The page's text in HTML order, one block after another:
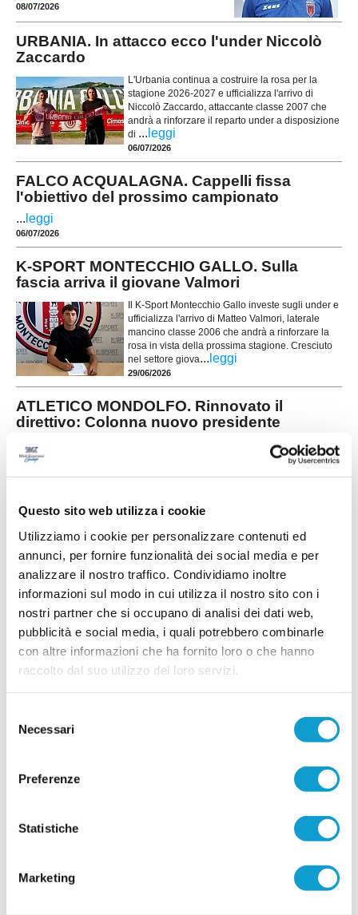
Questo sito web utilizza i cookie
Utilizziamo i cookie per personalizzare contenuti ed
annunci, per fornire funzionalità dei social media e per
analizzare il nostro traffico. Condividiamo inoltre
informazioni sul modo in cui utilizza il nostro sito con i
nostri partner che si occupano di analisi dei dati web,
pubblicità e social media, i quali potrebbero combinarle
con altre informazioni che ha fornito loro o che hanno
raccolto dal suo utilizzo dei loro servizi.
delNecessari
Preferenze
Statistiche
Marketing
08/07/2026
URBANIA. In attacco ecco l'under Niccolò
Zaccardo
L'Urbania continua a costruire la rosa per la
stagione 2026-2027 e ufficializza l'arrivo di
Niccolò Zaccardo, attaccante classe 2007 che
andrà a rinforzare il reparto under a disposizione
di ... leggi
06/07/2026
FALCO ACQUALAGNA. Cappelli fissa
l'obiettivo del prossimo campionato
... leggi
06/07/2026
K-SPORT MONTECCHIO GALLO. Sulla
fascia arriva il giovane Valmori
Il K-Sport Montecchio Gallo investe sugli under e
ufficializza l'arrivo di Matteo Valmori, laterale
mancino classe 2006 che andrà a rinforzare la
rosa in vista della prossima stagione. Cresciuto
nel settore giova... leggi
29/06/2026
ATLETICO MONDOLFO. Rinnovato il
direttivo: Colonna nuovo presidente
Tempo di novità in casa Atletico Mondolfo 1952,
dove l'assemblea annuale dei soci ha rinnovato i
FRONTONE SERRA. Ecco il nuovo
allenatore
Il Frontone Serra ha scelto il nuovo allenatore per
la stagione 2026-2027. La società ha affidato la
guida della prima squadra a Samuele Gobbi,
tecnico classe 1987 originario di Serra
Sant'Abbondio....leggi
Vai all'edizione provinciale